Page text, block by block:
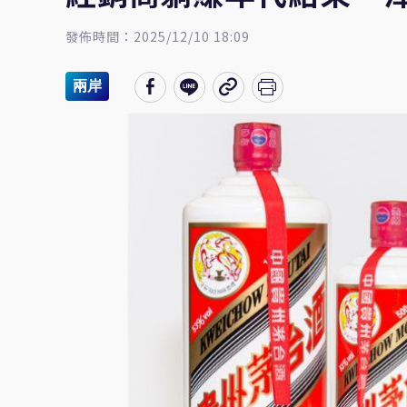
發佈時間：2025/12/10 18:09
兩岸